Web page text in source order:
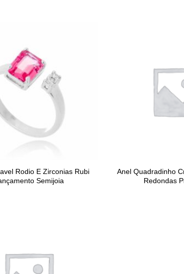
Rodio E Zirconias Rubi
Semijoia
Anel Quadradinho
Redondas